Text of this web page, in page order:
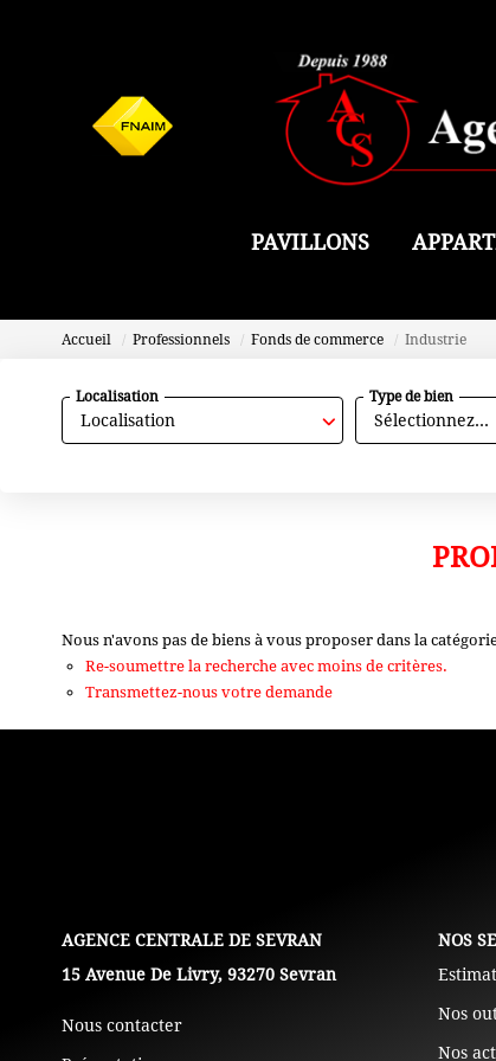
PAVILLONS
Accueil Professionnels Fonds de commerce Industrie
Localisation
Localisation
Sélectionnez...
Type de bien
Nous n'avons pas de biens à vous proposer dans la
Re-soumettre la recherche avec moins de critères.
Transmettez-nous votre demande
L'AGENCE
15 Avenue De Livry, 93270 Sevran
Nous contacter
NOS
Nos
Nos